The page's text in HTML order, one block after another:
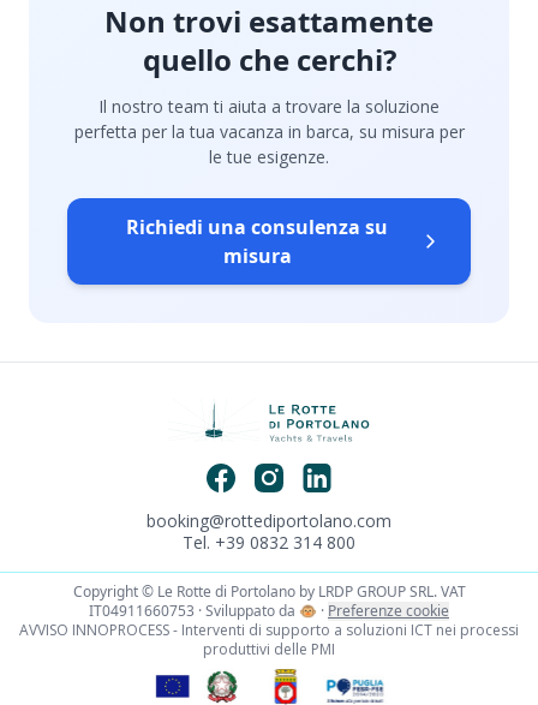
Non trovi esattamente
quello che cerchi?
Il nostro team ti aiuta a trovare la soluzione
perfetta per la tua vacanza in barca, su misura per
le tue esigenze.
Richiedi una consulenza su
misura
booking@rottediportolano.com
Tel. +39 0832 314 800
Copyright © Le Rotte di Portolano by LRDP GROUP SRL. VAT
IT04911660753 · Sviluppato da 🐵 · Preferenze cookie
AVVISO INNOPROCESS - Interventi di supporto a soluzioni ICT nei processi
produttivi delle PMI